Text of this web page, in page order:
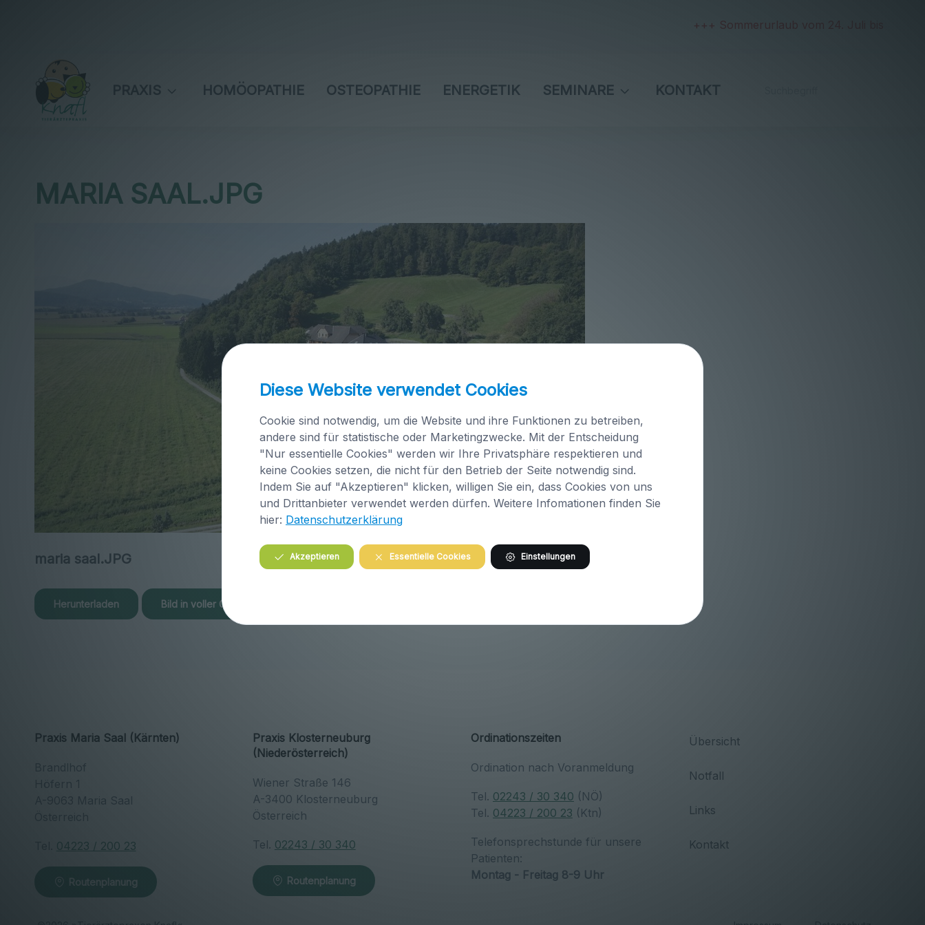
+++ Sommerurlaub vom 24. Juli bis 2. August
PRAXIS HOMÖOPATHIE OSTEOPATHIE ENERGETIK SEMINARE KONTAKT
MARIA SAAL.JPG
maria saal.JPG
Herunterladen
Bild in voller Größe anzeigen…
Praxis Maria Saal (Kärnten)
Brandlhof
A-9063 Maria Saal
04223 / 200 23
Routenplanung
Praxis Klosterneuburg
(Niederösterreich)
Wiener Straße 146
A-3400 Klosterneuburg
Österreich
Tel. 02243 / 30 340
Routenplanung
Ordinationszeiten
Ordination nach Voranmeldung
Tel. 02243 / 30 340 (NÖ)
Tel. 04223 / 200 23 (Ktn)
Telefonsprechstunde für unsere
Patienten:
Montag - Freitag 8-9 Uhr
Übersicht
Notfall
Links
Kontakt
Diese Website verwendet Cookies
Cookie sind notwendig, um die Website und ihre Funktionen zu betreiben,
andere sind für statistische oder Marketingzwecke. Mit der Entscheidung
"Nur essentielle Cookies" werden wir Ihre Privatsphäre respektieren und
keine Cookies setzen, die nicht für den Betrieb der Seite notwendig sind.
Indem Sie auf "Akzeptieren" klicken, willigen Sie ein, dass Cookies von uns
und Drittanbieter verwendet werden dürfen. Weitere Infomationen finden Sie
hier: Datenschutzerklärung
Akzeptieren Essentielle Cookies Einstellungen